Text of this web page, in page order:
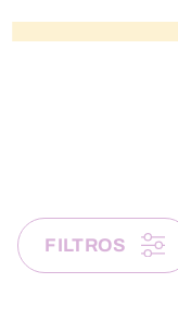
FILTROS